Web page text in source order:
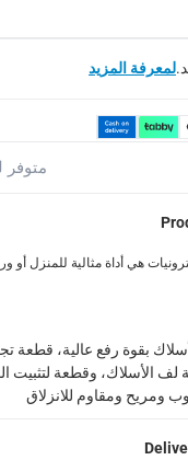
لمعرفة المزيد
متوفر
هي أداة مثالية للمنزل أو
بقوة رفع عالية، قطعة
الأسلاك، وقطعة لتثبيت
ومقاوم للانزلاق